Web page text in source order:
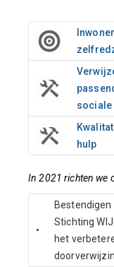
sociale
hulp
In 2021 richten we
•
Stichting
het